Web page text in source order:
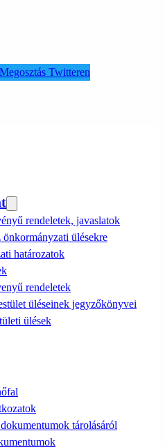
rendeletek, javaslatok
ülésekre
határozatok
rendeletek
üléseinek jegyzőkönyvei
ülések
tárolásáról